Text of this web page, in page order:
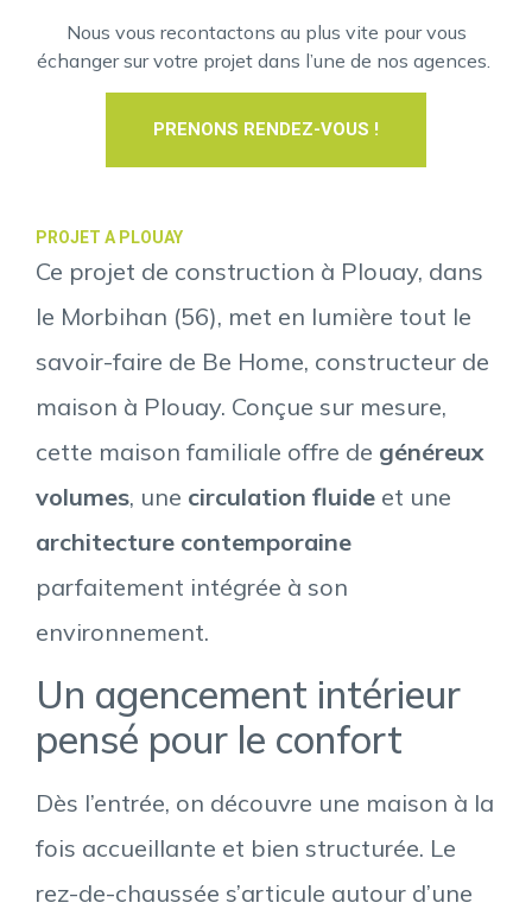
Nous vous recontactons au plus vite pour vous
échanger sur votre projet dans l’une de nos agences.
PRENONS RENDEZ-VOUS !
PROJET A PLOUAY
Ce projet de construction à Plouay, dans
le Morbihan (56), met en lumière tout le
savoir-faire de Be Home, constructeur de
maison à Plouay. Conçue sur mesure,
cette maison familiale offre de généreux
volumes, une circulation fluide et une
architecture contemporaine
parfaitement intégrée à son
environnement.
Un agencement intérieur
pensé pour le confort
Dès l’entrée, on découvre une maison à la
fois accueillante et bien structurée. Le
rez-de-chaussée s’articule autour d’une